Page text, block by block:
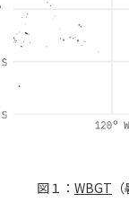
図１： WBGT